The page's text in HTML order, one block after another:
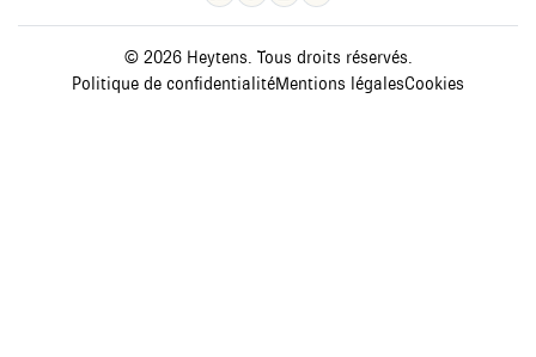
© 2026 Heytens. Tous droits réservés.
Politique de confidentialitéMentions légalesCookies